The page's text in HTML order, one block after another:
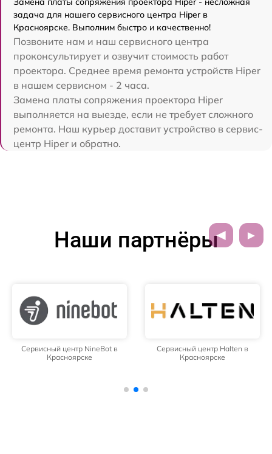
задача для нашего сервисного центра Hiper в
Красноярске. Выполним быстро и качественно!
Позвоните нам и наш сервисного центра
проконсультирует и озвучит стоимость работ
проектора. Среднее время ремонта устройств Hiper
в нашем сервисном - 2 часа.
Замена платы сопряжения проектора Hiper
выполняется на выезде, если не требует сложного
ремонта. Наш курьер доставит устройство в сервис-
центр Hiper и обратно.
Наши партнёры
Сервисный центр NineBot в
Красноярске
Сервисный центр Halten в
Красноярске